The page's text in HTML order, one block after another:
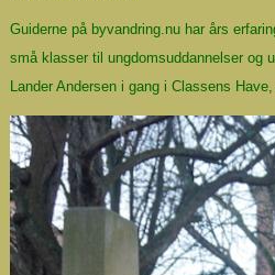
Guiderne på byvandring.nu har års
små klasser til ungdomsuddannelser og
Lander Andersen i gang i Classens